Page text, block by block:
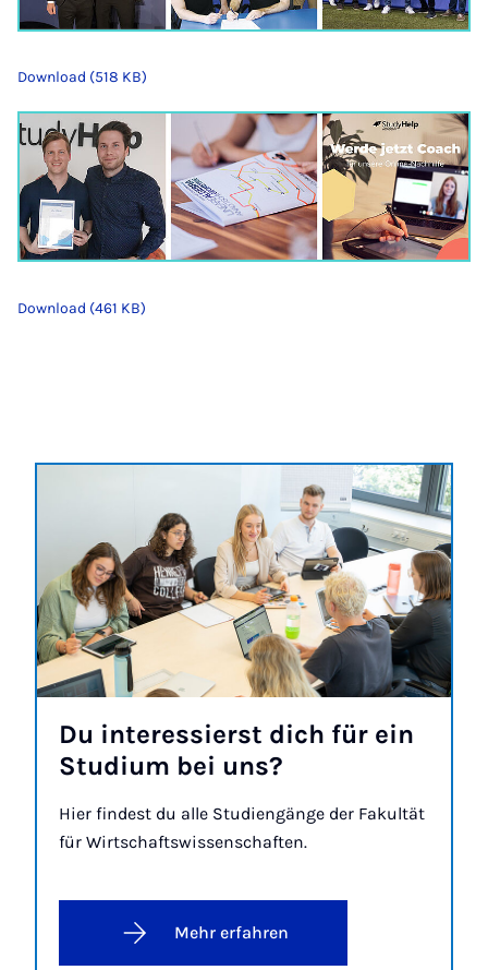
Download (518 KB)
Download (461 KB)
Du in­ter­es­sierst dich für ein
Stu­di­um bei uns?
Hier findest du alle Studiengänge der Fakultät
für Wirtschaftswissenschaften.
Mehr erfahren